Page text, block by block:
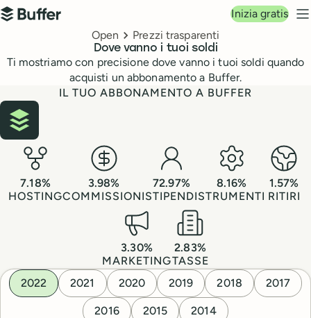
Navigazione principale
Buffer
Inizia gratis
Breadcrumbs
Open Prezzi trasparenti
Dove vanno i tuoi soldi
Ti mostriamo con precisione dove vanno i tuoi soldi quando
acquisti un abbonamento a Buffer.
IL TUO ABBONAMENTO A BUFFER
HOSTING
7.18%
COMMISSIONI
3.98%
STIPENDI
72.97%
STRUMENTI
8.16%
RITIRI
1.57%
MARKETING
3.30%
TASSE
2.83%
Ripartizione delle spese per anno
2022 2021 2020 2019 2018 2017
2016 2015 2014